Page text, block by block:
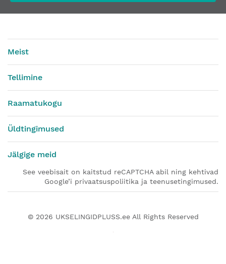
Meist
Tellimine
Raamatukogu
Üldtingimused
Jälgige meid
See veebisait on kaitstud reCAPTCHA abil ning kehtivad
Google’i privaatsuspoliitika ja teenusetingimused.
© 2026 UKSELINGIDPLUSS.eeAll Rights Reserved